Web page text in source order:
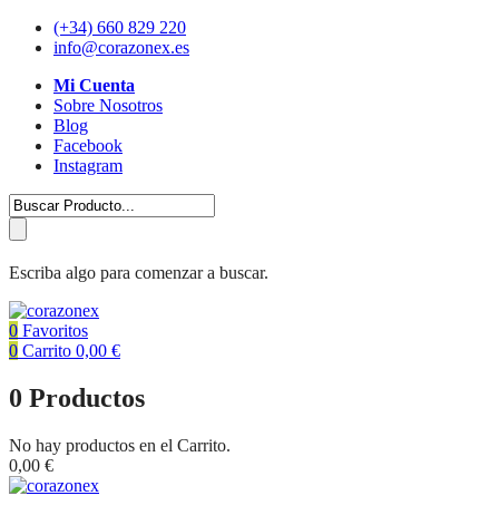
(+34) 660 829 220
info@corazonex.es
Mi Cuenta
Sobre Nosotros
Blog
Facebook
Instagram
Escriba algo para comenzar a buscar.
0 Favoritos
0 Carrito 0,00 €
0 Productos
No hay productos en el Carrito.
0,00 €